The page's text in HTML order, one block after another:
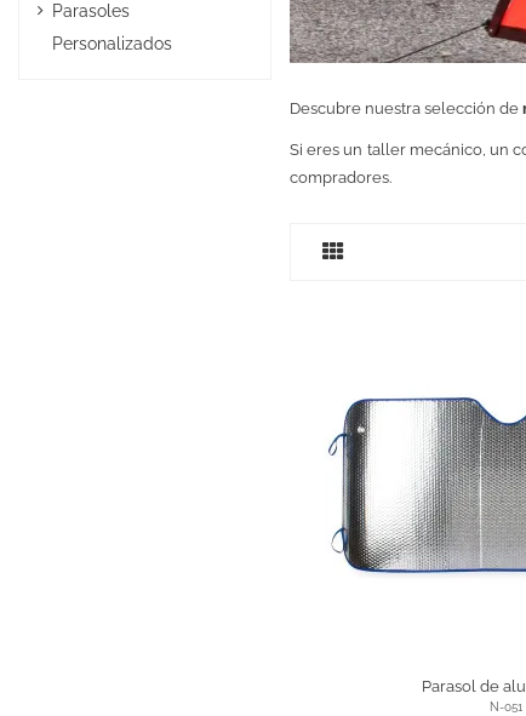
Descubre nuestra selección de
Si eres un taller mecánico, un
compradores.
Parasol de
N-051
Parasoles
Personalizados